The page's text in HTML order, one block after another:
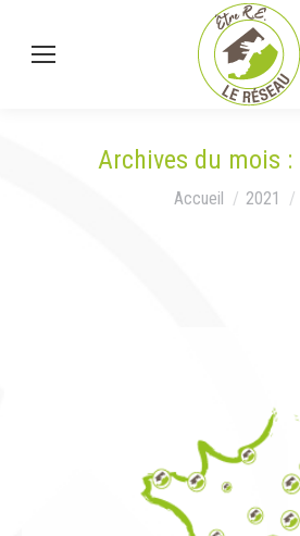
Archives du mois :
Vous êtes ici :
Accueil 2021